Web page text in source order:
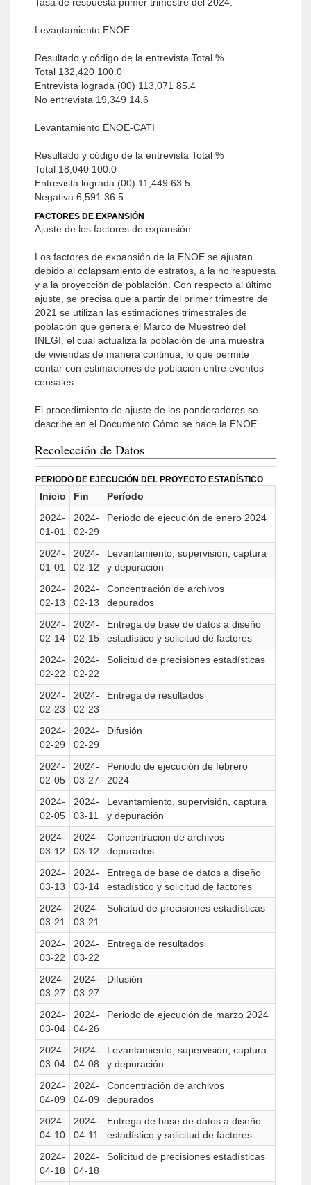
Levantamiento ENOE
Resultado y código de la entrevista Total %
Total 132,420 100.0
Entrevista lograda (00) 113,071 85.4
No entrevista 19,349 14.6
Levantamiento ENOE-CATI
Resultado y código de la entrevista Total %
Total 18,040 100.0
Entrevista lograda (00) 11,449 63.5
Negativa 6,591 36.5
FACTORES DE EXPANSIÓN
Ajuste de los factores de expansión
Los factores de expansión de la ENOE se ajustan
debido al colapsamiento de estratos, a la no respuesta
y a la proyección de población. Con respecto al último
ajuste, se precisa que a partir del primer trimestre de
2021 se utilizan las estimaciones trimestrales de
población que genera el Marco de Muestreo del
INEGI, el cual actualiza la población de una muestra
de viviendas de manera continua, lo que permite
contar con estimaciones de población entre eventos
censales.
El procedimiento de ajuste de los ponderadores se
describe en el Documento Cómo se hace la ENOE.
Recolección de Datos
PERIODO DE EJECUCIÓN DEL PROYECTO ESTADÍSTICO
Inicio Fin
Período
2024-
01-01
2024-
02-29
Periodo de ejecución de enero 2024
2024-
01-01
2024-
02-12
Levantamiento, supervisión, captura
y depuración
2024-
02-13
2024-
02-13
Concentración de archivos
depurados
2024-
02-14
2024-
02-15
Entrega de base de datos a diseño
estadístico y solicitud de factores
2024-
02-22
2024-
02-22
Solicitud de precisiones estadísticas
2024-
02-23
2024-
02-23
Entrega de resultados
2024-
02-29
2024-
02-29
Difusión
2024-
02-05
2024-
03-27
Periodo de ejecución de febrero
2024
2024-
02-05
2024-
03-11
Levantamiento, supervisión, captura
y depuración
2024-
03-12
2024-
03-12
Concentración de archivos
depurados
2024-
03-13
2024-
03-14
Entrega de base de datos a diseño
estadístico y solicitud de factores
2024-
03-21
2024-
03-21
Solicitud de precisiones estadísticas
2024-
03-22
2024-
03-22
Entrega de resultados
2024-
03-27
2024-
03-27
Difusión
2024-
03-04
2024-
04-26
Periodo de ejecución de marzo 2024
2024-
03-04
2024-
04-08
Levantamiento, supervisión, captura
y depuración
2024-
04-09
2024-
04-09
Concentración de archivos
depurados
2024-
04-10
2024-
04-11
Entrega de base de datos a diseño
estadístico y solicitud de factores
2024-
04-18
2024-
04-18
Solicitud de precisiones estadísticas